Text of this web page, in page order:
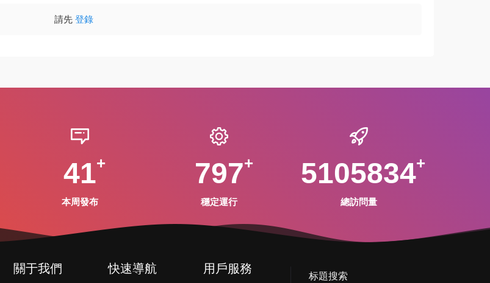
請先 登錄
41
本周發布
797
穩定運行
5105834
總訪問量
關于我們 快速導航 用戶服務 标題搜索